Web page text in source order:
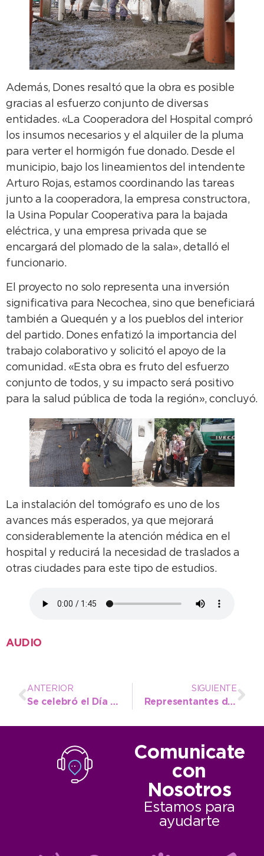
Además, Dones resaltó que la obra es posible
gracias al esfuerzo conjunto de diversas
entidades. «La Cooperadora del Hospital compró
los insumos necesarios y el alquiler de la pluma
para verter el hormigón fue donado. Desde el
municipio, bajo los lineamientos del intendente
Arturo Rojas, estamos coordinando las tareas
junto a la cooperadora, la empresa constructora,
la Usina Popular Cooperativa para la bajada
eléctrica, y una empresa privada que se
encargará del plomado de la sala», detalló el
funcionario.
El proyecto no solo representa una inversión
significativa para Necochea, sino que beneficiará
también a Quequén y a los pueblos del interior
del partido. Dones enfatizó la importancia del
trabajo colaborativo y solicitó el apoyo de la
comunidad. «Esta obra es fruto del esfuerzo
conjunto de todos, y su impacto será positivo
para la salud pública de toda la región», concluyó.
La instalación del tomógrafo es uno de los
avances más esperados, ya que mejorará
considerablemente la atención médica en el
hospital y reducirá la necesidad de traslados a
otras ciudades para este tipo de estudios.
AUDIO
ANTERIOR
Se celebró el Día Mundial del Turismo en las Cabañas del Río Quequén
SIGUIENTE
Representantes de 100 localidades bonaerenses participaron en las finales de las Olimpiadas Matemáticas
Comunicate
con
Nosotros
Estamos para
ayudarte